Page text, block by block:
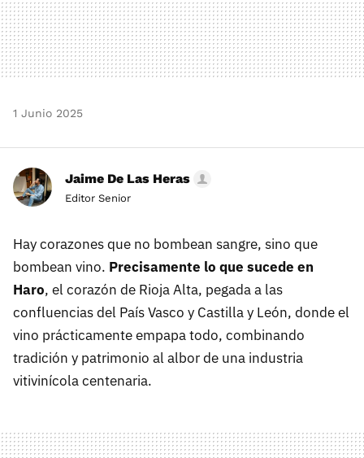
1 Junio 2025
Jaime De Las Heras
Editor Senior
Hay corazones que no bombean sangre, sino que
bombean vino. Precisamente lo que sucede en
Haro, el corazón de Rioja Alta, pegada a las
confluencias del País Vasco y Castilla y León, donde el
vino prácticamente empapa todo, combinando
tradición y patrimonio al albor de una industria
vitivinícola centenaria.